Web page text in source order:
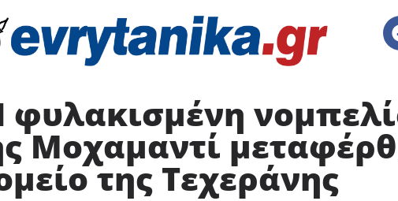
φυλακισμένη
Μοχαμαντί
της Τεχεράνης